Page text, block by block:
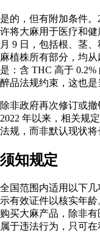
是的，但有附加条件
许将大麻用于医疗和
月 9 日，包括根、茎
麻植株所有部分，均
是：含 THC 高于
醉品法规约束，这也是
除非政府再次修订或
2022 年以来，相关规
法规 ，而非默认现状将
须知规定
全国范围内适用以下
示有效证件以核实年
购买大麻产品，除非
属于违法行为，只可